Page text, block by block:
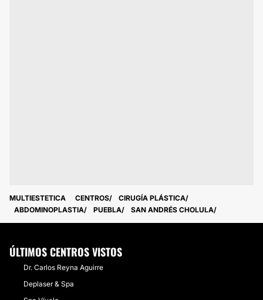
MULTIESTETICA CENTROS
CIRUGÍA PLÁSTICA
ABDOMINOPLASTIA
PUEBLA SAN ANDRÉS CHOLULA
ÚLTIMOS CENTROS VISTOS
Dr. Carlos Reyna Aguirre
Deplaser & Spa